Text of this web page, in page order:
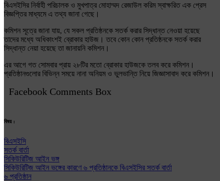
বিএসইসির নির্বাহী পরিচালক ও মুখপাত্র মোহাম্মদ রেজাউল করিম স্বাক্ষরিত এক প্রেস
বিজ্ঞপ্তির মাধ্যমে এ তথ্য জানা গেছে।
কমিশন সূত্রে জানা যায়, যে সকল প্রতিষ্ঠনকে সতর্ক করার সিদ্ধান্ত নেওয়া হয়েছে
তাদের মধ্যে অধিকাংশই ব্রোকার হাউজ। তবে কোন কোন প্রতিষ্ঠনকে সতর্ক করার
সিদ্ধান্ত নেয়া হয়েছে তা জানায়নি কমিশন।
এর আগে গত সোমবার প্রায় ২৮টির মতো ব্রোকার হাউজকে তলব করে কমিশন।
প্রতিষ্ঠানগুলোর বিভিন্ন সময়ে নানা অনিয়ম ও ভুলভান্তি নিয়ে জিজ্ঞাসাবাদ করে কমিশন।
Facebook Comments Box
বিষয় :
বিএসইসি
সতর্ক বার্তা
সিকিউরিটিজ আইন ভঙ্গ
সিকিউরিটিজ আইন ভঙ্গের কারণে ৬ প্রতিষ্ঠানকে বিএসইসির সতর্ক বার্তা
৬ প্রতিষ্ঠান